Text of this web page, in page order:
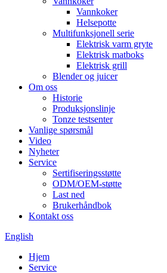
Vannkoker
Helsepotte
Multifunksjonell serie
Elektrisk varm gryte
Elektrisk matboks
Elektrisk grill
Blender og juicer
Om oss
Historie
Produksjonslinje
Tonze testsenter
Vanlige spørsmål
Video
Nyheter
Service
Sertifiseringsstøtte
ODM/OEM-støtte
Last ned
Brukerhåndbok
Kontakt oss
English
Hjem
Service